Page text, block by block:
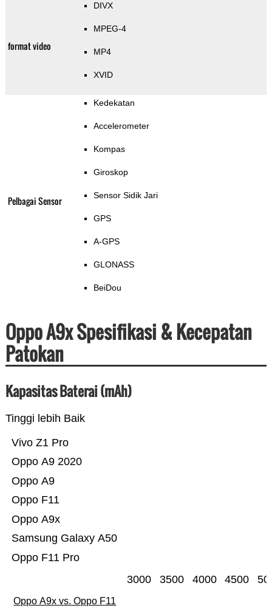
format video
DIVX
MPEG-4
MP4
XVID
Pelbagai Sensor
Kedekatan
Accelerometer
Kompas
Giroskop
Sensor Sidik Jari
GPS
A-GPS
GLONASS
BeiDou
Oppo A9x Spesifikasi & Kecepatan
Patokan
Kapasitas Baterai (mAh)
Tinggi lebih Baik
Oppo F11 Pro
Samsung Galaxy A50
Oppo A9x
Oppo F11
Oppo A9
Oppo A9 2020
Vivo Z1 Pro
3000 3500 4000 4500
Oppo A9x vs. Oppo F11